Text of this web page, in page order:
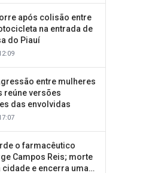
após colisão entre
na entrada de
do Piauí
entre mulheres
reúne versões
das envolvidas
o farmacêutico
Campos Reis; morte
cidade e encerra uma